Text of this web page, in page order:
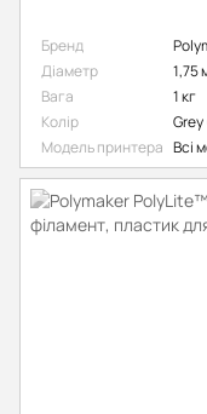
Бренд
Діаметр
1,75
Вага
1 кг
Колір
Модель принтера Всі